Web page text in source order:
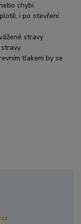
chybí.
i po otevření.
stravy
tlakem by se